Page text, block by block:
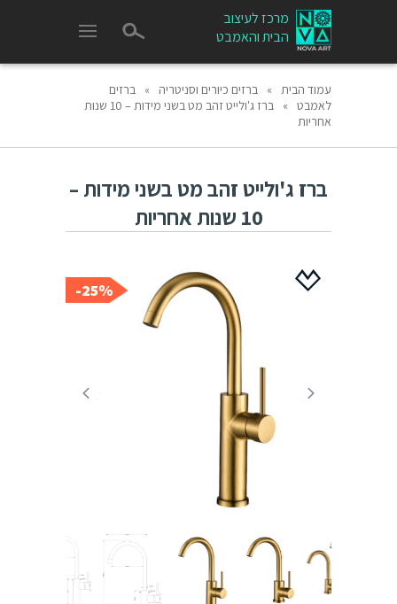
מרכז לעיצוב
הבית והאמבט
עמוד הבית » ברזים כיורים וסניטריה »
ברזים
לאמבט »
ברז ג'ולייט זהב מט בשני מידות – 10 שנות
אחריות
ברז ג'ולייט זהב מט בשני מידות –
10 שנות אחריות
25%-